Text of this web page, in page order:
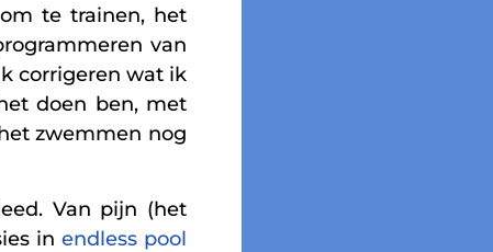
te trainen, het
van
corrigeren wat ik
doen ben, met
zwemmen nog
Van pijn (het
inendless pool